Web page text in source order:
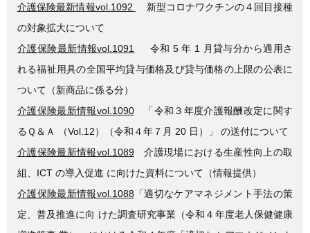
介護保険最新情報vol.1092
新型コロナワクチンの４回目接種
の対象拡大について
介護保険最新情報vol.1091
令和 5 年 1 月貸与分から適用さ
れる福祉用具の全国平均貸与価格及び貸与価格の上限の公表に
ついて（新商品に係る分）
介護保険最新情報vol.1090「令和３年度介護報酬改定に関す
るＱ＆Ａ （Vol.12）（令和４年７月 20 日）」 の送付について
介護保険最新情報vol.1089介護現場における生産性向上の取
組、ICT の導入促進 に向けた資料について（情報提供）
介護保険最新情報vol.1088 「適切なケアマネジメント手法の策
定、普及推進に向 けた調査研究事業（令和４年度老人保健健康